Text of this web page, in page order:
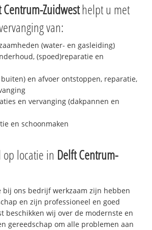
Centrum-Zuidwesthelpt u met
van:
(water- en gasleiding)
(spoed)reparatie en
en afvoer ontstoppen, reparatie,
en vervanging (dakpannen en
en schoonmaken
op locatie in Delft Centrum-
bij ons bedrijf werkzaam zijn hebben
en zijn professioneel en goed
beschikken wij over de modernste en
gereedschap om alle problemen aan